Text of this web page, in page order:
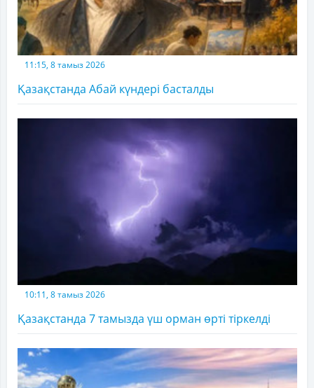
11:15, 8 тамыз 2026
Қазақстанда Абай күндері басталды
10:11, 8 тамыз 2026
Қазақстанда 7 тамызда үш орман өрті тіркелді